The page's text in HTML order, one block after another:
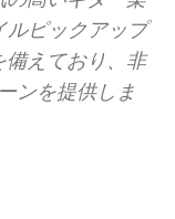
ルピックアップ
備えており、非
ンを提供しま